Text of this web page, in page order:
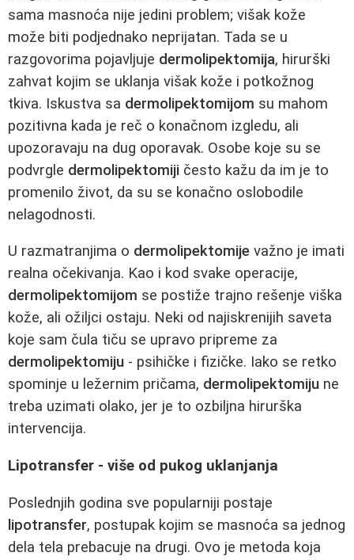
sama masnoća nije jedini problem; višak kože
može biti podjednako neprijatan. Tada se u
razgovorima pojavljuje dermolipektomija, hirurški
zahvat kojim se uklanja višak kože i potkožnog
tkiva. Iskustva sa dermolipektomijom su mahom
pozitivna kada je reč o konačnom izgledu, ali
upozoravaju na dug oporavak. Osobe koje su se
podvrgle dermolipektomiji često kažu da im je to
promenilo život, da su se konačno oslobodile
nelagodnosti.
U razmatranjima o dermolipektomije važno je imati
realna očekivanja. Kao i kod svake operacije,
dermolipektomijom se postiže trajno rešenje viška
kože, ali ožiljci ostaju. Neki od najiskrenijih saveta
koje sam čula tiču se upravo pripreme za
dermolipektomiju - psihičke i fizičke. Iako se retko
spominje u ležernim pričama, dermolipektomiju ne
treba uzimati olako, jer je to ozbiljna hirurška
intervencija.
Lipotransfer - više od pukog uklanjanja
Poslednjih godina sve popularniji postaje
lipotransfer, postupak kojim se masnoća sa jednog
dela tela prebacuje na drugi. Ovo je metoda koja